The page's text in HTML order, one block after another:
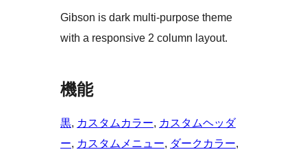
Gibson is dark multi-purpose theme
with a responsive 2 column layout.
機能
黒, カスタムカラー, カスタムヘッダ
ー, カスタムメニュー, ダークカラー